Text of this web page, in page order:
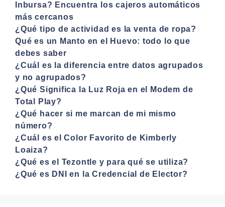
Inbursa? Encuentra los cajeros automáticos
más cercanos
¿Qué tipo de actividad es la venta de ropa?
Qué es un Manto en el Huevo: todo lo que
debes saber
¿Cuál es la diferencia entre datos agrupados
y no agrupados?
¿Qué Significa la Luz Roja en el Modem de
Total Play?
¿Qué hacer si me marcan de mi mismo
número?
¿Cuál es el Color Favorito de Kimberly
Loaiza?
¿Qué es el Tezontle y para qué se utiliza?
¿Qué es DNI en la Credencial de Elector?